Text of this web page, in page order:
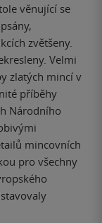
věnující se
zvětšeny.
Velmi
zlatých mincí v
příběhy
Národního
mincovních
pro všechny